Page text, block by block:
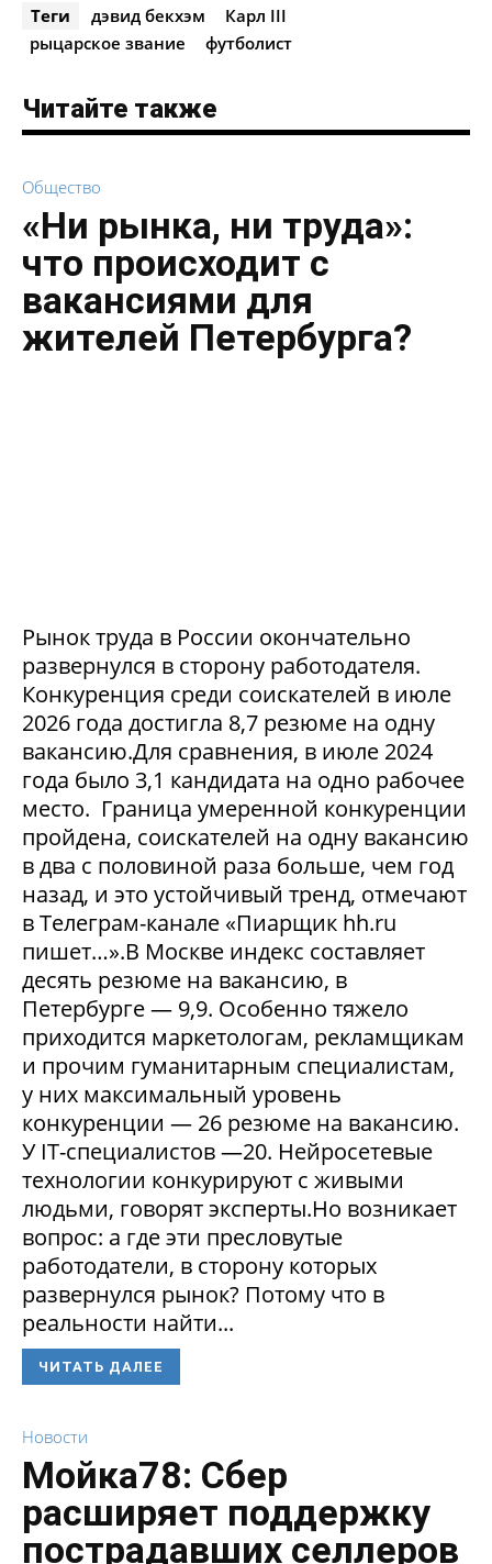
Теги дэвид бекхэм
Карл III
рыцарское звание
футболист
Читайте также
Общество
«Ни рынка, ни труда»:
что происходит с
вакансиями для
жителей Петербурга?
Рынок труда в России окончательно
развернулся в сторону работодателя.
Конкуренция среди соискателей в июле
2026 года достигла 8,7 резюме на одну
вакансию.Для сравнения, в июле 2024
года было 3,1 кандидата на одно рабочее
место. Граница умеренной конкуренции
пройдена, соискателей на одну вакансию
в два с половиной раза больше, чем год
назад, и это устойчивый тренд, отмечают
в Телеграм-канале «Пиарщик hh.ru
пишет…».В Москве индекс составляет
десять резюме на вакансию, в
Петербурге — 9,9. Особенно тяжело
приходится маркетологам, рекламщикам
и прочим гуманитарным специалистам,
у них максимальный уровень
конкуренции — 26 резюме на вакансию.
У IT-специалистов —20. Нейросетевые
технологии конкурируют с живыми
людьми, говорят эксперты.Но возникает
вопрос: а где эти пресловутые
работодатели, в сторону которых
развернулся рынок? Потому что в
реальности найти...
ЧИТАТЬ ДАЛЕЕ
Новости
Мойка78: Сбер
расширяет поддержку
пострадавших селлеров